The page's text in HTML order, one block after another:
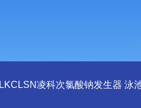
LKCLSN凌科次氯酸钠发生器 泳